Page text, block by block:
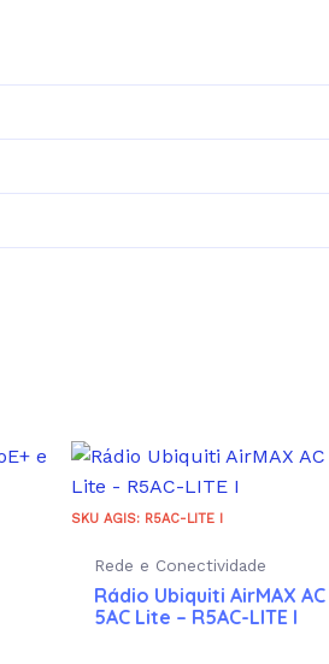
SKU AGIS: R5AC-LITE I
Rede e Conectividade
Rádio Ubiquiti AirMAX
5AC Lite – R5AC-LITE I